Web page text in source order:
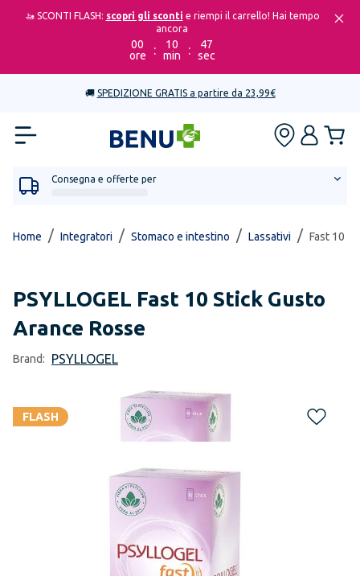
🚤 SCONTI FLASH: scopri gli sconti e riempi il carrello! Hai tempo
ancora
00
ore
:
10
min
:
47
sec
🚚 SPEDIZIONE GRATIS a partire da 23,99€
Consegna e offerte per
Home / Integratori / Stomaco e intestino / Lassativi / Fast 10
PSYLLOGEL Fast 10 Stick Gusto
Arance Rosse
Brand: PSYLLOGEL
FLASH